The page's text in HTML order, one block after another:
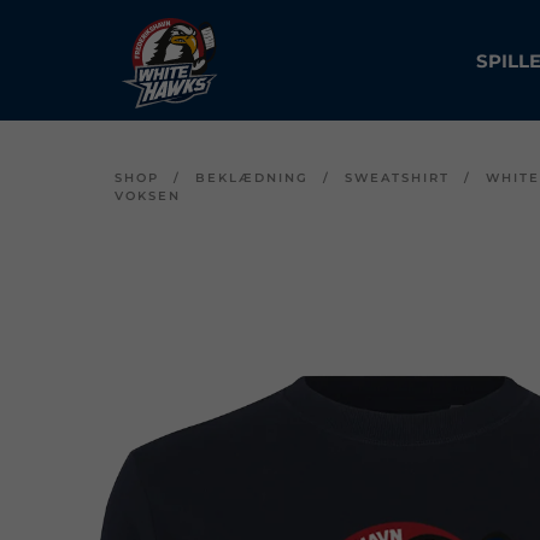
SHOP / BEKLÆDNING / SWEATSHIRT /
VOKSEN